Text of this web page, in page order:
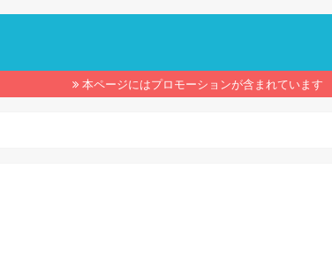
本ページにはプロモーションが含まれています